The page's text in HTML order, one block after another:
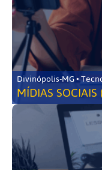
MÍDIAS